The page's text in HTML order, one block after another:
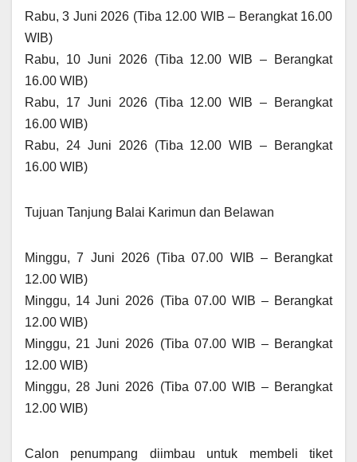
Rabu, 3 Juni 2026 (Tiba 12.00 WIB – Berangkat 16.00
WIB)
Rabu, 10 Juni 2026 (Tiba 12.00 WIB – Berangkat
16.00 WIB)
Rabu, 17 Juni 2026 (Tiba 12.00 WIB – Berangkat
16.00 WIB)
Rabu, 24 Juni 2026 (Tiba 12.00 WIB – Berangkat
16.00 WIB)
Tujuan Tanjung Balai Karimun dan Belawan
Minggu, 7 Juni 2026 (Tiba 07.00 WIB – Berangkat
12.00 WIB)
Minggu, 14 Juni 2026 (Tiba 07.00 WIB – Berangkat
12.00 WIB)
Minggu, 21 Juni 2026 (Tiba 07.00 WIB – Berangkat
12.00 WIB)
Minggu, 28 Juni 2026 (Tiba 07.00 WIB – Berangkat
12.00 WIB)
Calon penumpang diimbau untuk membeli tiket